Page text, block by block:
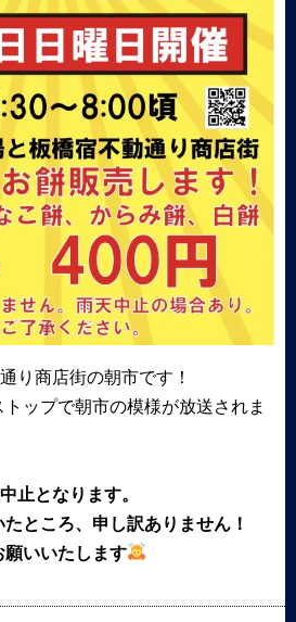
り商店街の朝市です！
ップで朝市の模様が放送されま
止となります。
ところ、申し訳ありません！
願いいたします